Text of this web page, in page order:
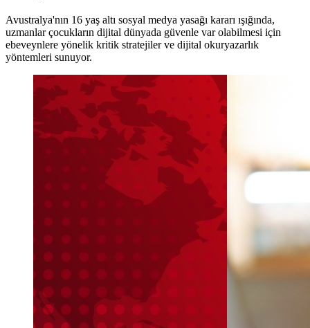
Avustralya'nın 16 yaş altı sosyal medya yasağı kararı ışığında,
uzmanlar çocukların dijital dünyada güvenle var olabilmesi için
ebeveynlere yönelik kritik stratejiler ve dijital okuryazarlık
yöntemleri sunuyor.